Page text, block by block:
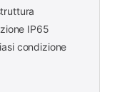
IP65
condizione